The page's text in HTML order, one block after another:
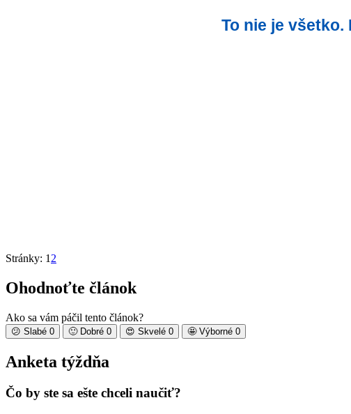
To nie je
Stránky: 1 2
Ohodnoťte článok
Ako sa vám páčil tento článok?
😕 Slabé 0 🙂 Dobré 0 😍 Skvelé 0 🤩 Výborné 0
Anketa týždňa
Čo by ste sa ešte chceli naučiť?